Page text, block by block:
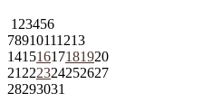
1 23456
78910111213
14151617181920
21 222324252627
28293031